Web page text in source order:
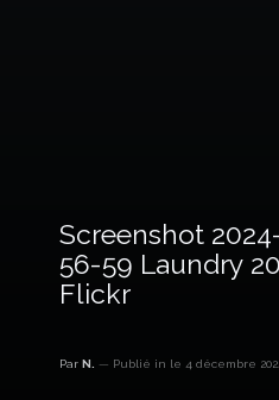
Screenshot
56-59 Laundry
Flickr
Par N. Publié in le 4 décembre